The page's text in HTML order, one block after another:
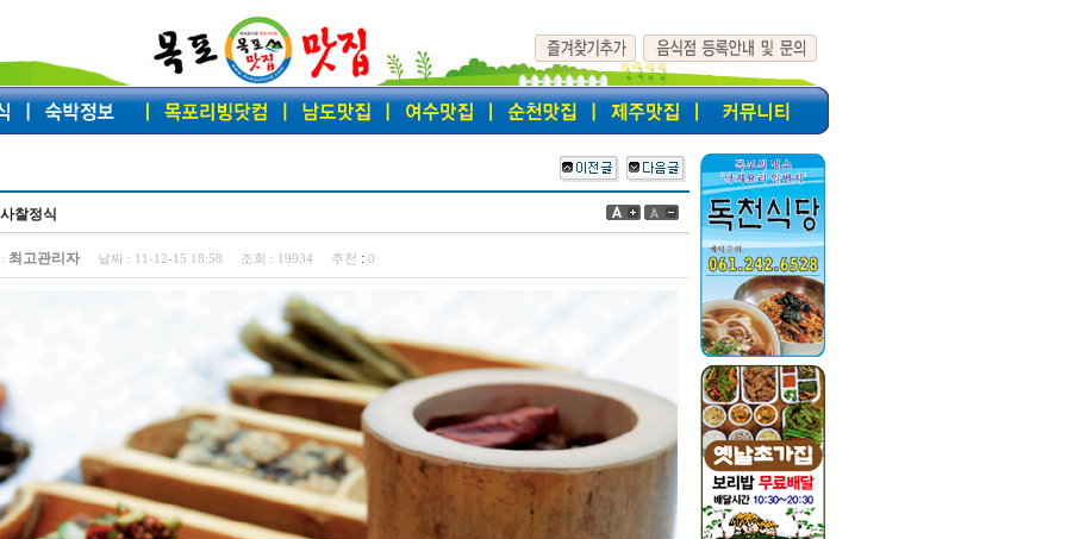
찰정식
최고관리자 날짜 : 11-12-15 18:58 조회 : 19934 추천 : 0